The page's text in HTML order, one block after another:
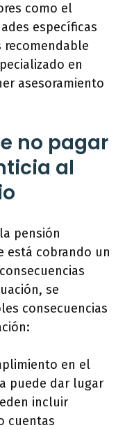
como el
específicas
recomendable
en
asesoramiento
no pagar
al
pensión
está cobrando un
se
consecuencias
en el
puede dar lugar
incluir
cuentas